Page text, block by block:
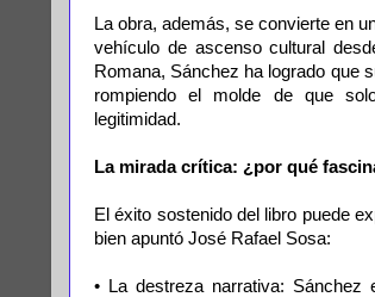
La obra, además, se convierte en
vehículo de ascenso cultural
Romana, Sánchez ha logrado que
rompiendo el molde de que
legitimidad.
La mirada crítica: ¿por qué
El éxito sostenido del libro puede
bien apuntó José Rafael Sosa:
• La destreza narrativa: